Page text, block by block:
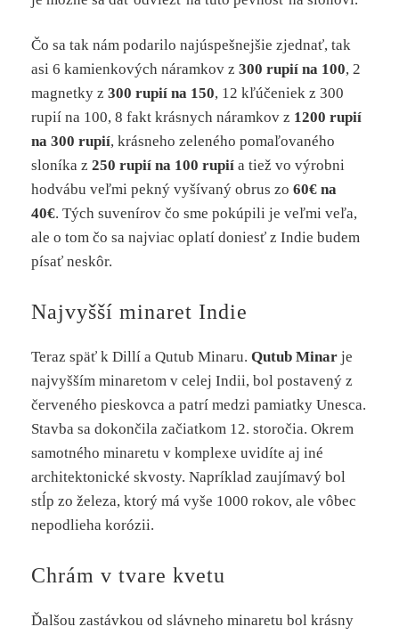
Čo sa tak nám podarilo najúspešnejšie zjednať, tak
asi 6 kamienkových náramkov z300 rupií na 100, 2
magnetky z300 rupií na 150, 12 kľúčeniek z 300
rupií na 100, 8 fakt krásnych náramkov z 1200 rupií
na 300 rupií, krásneho zeleného pomaľovaného
sloníka z250 rupií na 100 rupií a tiež vo výrobni
hodvábu veľmi pekný vyšívaný obrus zo60€ na
40€. Tých suvenírov čo sme pokúpili je veľmi veľa,
ale o tom čo sa najviac oplatí doniesť z Indie budem
písať neskôr.
Najvyšší minaret Indie
Teraz späť k Dillí a Qutub Minaru.Qutub Minar je
najvyšším minaretom v celej Indii, bol postavený z
červeného pieskovca a patrí medzi pamiatky Unesca.
Stavba sa dokončila začiatkom 12. storočia. Okrem
samotného minaretu v komplexe uvidíte aj iné
architektonické skvosty. Napríklad zaujímavý bol
stĺp zo železa, ktorý má vyše 1000 rokov, ale vôbec
nepodlieha korózii.
Chrám v tvare kvetu
Ďalšou zastávkou od slávneho minaretu bol krásny